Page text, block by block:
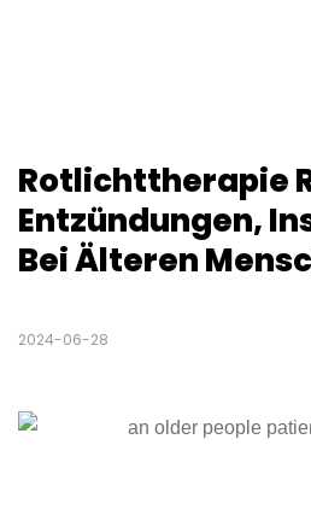
Rotlichttherapie
Entzündungen,
Bei Älteren
2024-06-28